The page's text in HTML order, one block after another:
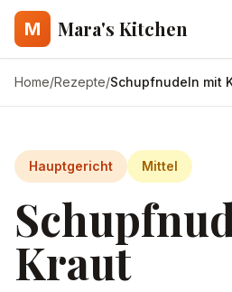
M Mara's Kitchen
Home/Rezepte/Schupfnudeln mit
Hauptgericht Mittel
Kraut